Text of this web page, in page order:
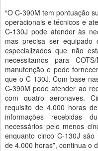
“O C-390M tem pontuação
operacionais e técnicos e
C-130J pode atender às
mas precisa ser equipado
especializados que não
necessitamos para
manutenção e pode
que o C-130J. Com base
C-390M pode atender ao
com quatro aeronaves.
requisito de 4.000 horas
informações recebidas
necessários pelo menos
enquanto cinco C-130J
de 4.000 horas”, continua o